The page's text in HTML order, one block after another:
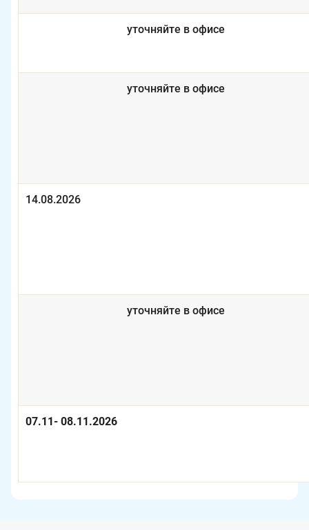
уточняйте в офисе
уточняйте в офисе
14.08.2026
уточняйте в офисе
07.11- 08.11.2026